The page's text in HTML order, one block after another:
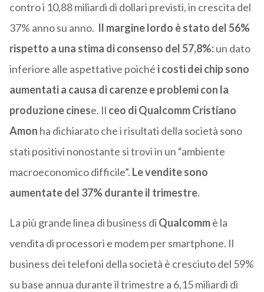
contro i 10,88 miliardi di dollari previsti, in crescita del
37% anno su anno. Il margine lordo è stato del 56%
rispetto a una stima di consenso del 57,8%:un dato
inferiore alle aspettative poiché i costi dei chip sono
aumentati a causa di carenze e problemi con la
produzione cinese. Il ceo di Qualcomm Cristiano
Amon ha dichiarato che i risultati della società sono
stati positivi nonostante si trovi in un “ambiente
macroeconomico difficile”. Le vendite sono
aumentate del 37% durante il trimestre.
La più grande linea di business di Qualcommè la
vendita di processori e modem per smartphone. Il
business dei telefoni della società è cresciuto del 59%
su base annua durante il trimestre a 6,15 miliardi di